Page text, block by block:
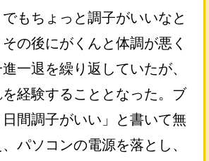
もちょっと調子がいいなと
の後にがくんと体調が悪く
一退を繰り返していたが、
経験することとなった。ブ
間調子がいい」と書いて無
パソコンの電源を落とし、